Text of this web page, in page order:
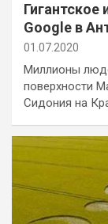
Гигантское
Google в
01.07.2020
Миллионы
поверхности
Сидония на